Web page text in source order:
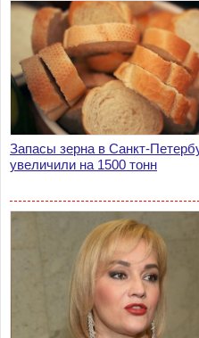
Запасы зерна в Санкт-
увеличили на 1500 тонн